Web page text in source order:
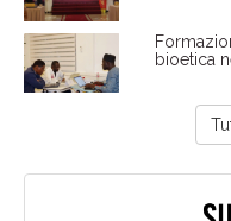
bioetica